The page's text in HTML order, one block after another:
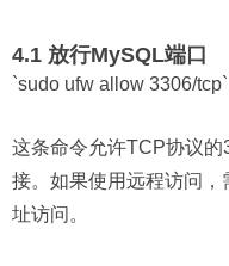
4.1 放行MySQL端口
`sudo ufw allow 3306/tcp`
这条命令允许TCP协议
接。如果使用远程访问
址访问。